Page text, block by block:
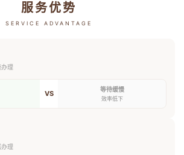
服务优势
SERVICE ADVANTAGE
理
VS 等待缓慢
效率低下
理